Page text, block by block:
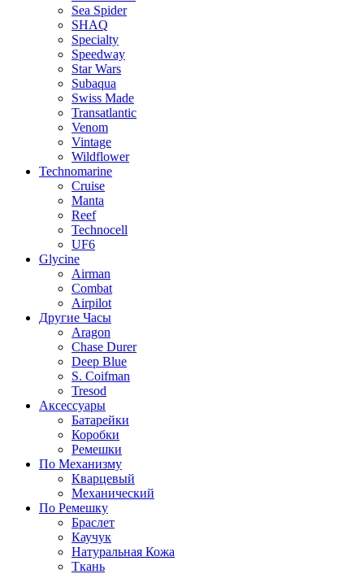
Sea Spider
SHAQ
Specialty
Speedway
Star Wars
Subaqua
Swiss Made
Transatlantic
Venom
Vintage
Wildflower
Technomarine
Cruise
Manta
Reef
Technocell
UF6
Glycine
Airman
Combat
Airpilot
Другие Часы
Aragon
Chase Durer
Deep Blue
S. Coifman
Tresod
Аксессуары
Батарейки
Коробки
Ремешки
По Механизму
Кварцевый
Механический
По Ремешку
Браслет
Каучук
Натуральная Кожа
Ткань